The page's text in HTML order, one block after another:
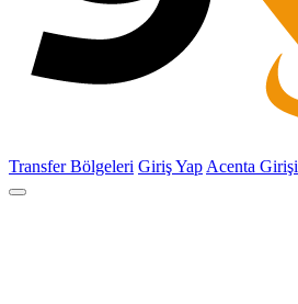
Transfer Bölgeleri Giriş Yap Acenta Girişi